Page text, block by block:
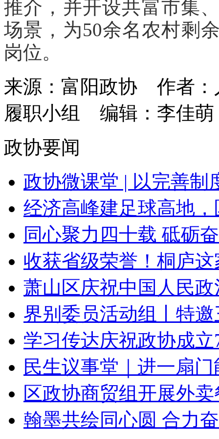
推介，并开设共富市集
场景，为50余名农村剩
岗位。
来源：富阳政协 作者
履职小组 编辑：李佳萌
政协要闻
政协微课堂 | 以完善制
经济高峰建足球高地
同心聚力四十载 砥砺
收获省级荣誉！桐庐
萧山区庆祝中国人民
界别委员活动组丨特
学习传达庆祝政协成
民生议事堂｜进一扇
区政协商贸组开展外
翰墨共绘同心圆 合力